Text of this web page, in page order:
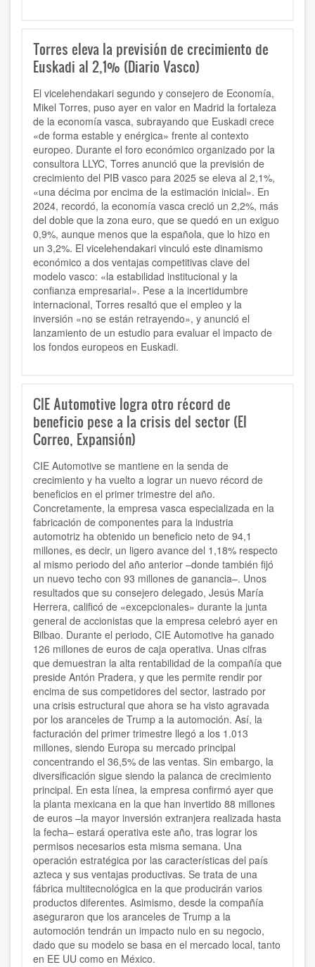
Torres eleva la previsión de crecimiento de
Euskadi al 2,1% (Diario Vasco)
El vicelehendakari segundo y consejero de Economía,
Mikel Torres, puso ayer en valor en Madrid la fortaleza
de la economía vasca, subrayando que Euskadi crece
«de forma estable y enérgica» frente al contexto
europeo. Durante el foro económico organizado por la
consultora LLYC, Torres anunció que la previsión de
crecimiento del PIB vasco para 2025 se eleva al 2,1%,
«una décima por encima de la estimación inicial». En
2024, recordó, la economía vasca creció un 2,2%, más
del doble que la zona euro, que se quedó en un exiguo
0,9%, aunque menos que la española, que lo hizo en
un 3,2%. El vicelehendakari vinculó este dinamismo
económico a dos ventajas competitivas clave del
modelo vasco: «la estabilidad institucional y la
confianza empresarial». Pese a la incertidumbre
internacional, Torres resaltó que el empleo y la
inversión «no se están retrayendo», y anunció el
lanzamiento de un estudio para evaluar el impacto de
los fondos europeos en Euskadi.
CIE Automotive logra otro récord de
beneficio pese a la crisis del sector (El
Correo, Expansión)
CIE Automotive se mantiene en la senda de
crecimiento y ha vuelto a lograr un nuevo récord de
beneficios en el primer trimestre del año.
Concretamente, la empresa vasca especializada en la
fabricación de componentes para la industria
automotriz ha obtenido un beneficio neto de 94,1
millones, es decir, un ligero avance del 1,18% respecto
al mismo periodo del año anterior –donde también fijó
un nuevo techo con 93 millones de ganancia–. Unos
resultados que su consejero delegado, Jesús María
Herrera, calificó de «excepcionales» durante la junta
general de accionistas que la empresa celebró ayer en
Bilbao. Durante el periodo, CIE Automotive ha ganado
126 millones de euros de caja operativa. Unas cifras
que demuestran la alta rentabilidad de la compañía que
preside Antón Pradera, y que les permite rendir por
encima de sus competidores del sector, lastrado por
una crisis estructural que ahora se ha visto agravada
por los aranceles de Trump a la automoción. Así, la
facturación del primer trimestre llegó a los 1.013
millones, siendo Europa su mercado principal
concentrando el 36,5% de las ventas. Sin embargo, la
diversificación sigue siendo la palanca de crecimiento
principal. En esta línea, la empresa confirmó ayer que
la planta mexicana en la que han invertido 88 millones
de euros –la mayor inversión extranjera realizada hasta
la fecha– estará operativa este año, tras lograr los
permisos necesarios esta misma semana. Una
operación estratégica por las características del país
azteca y sus ventajas productivas. Se trata de una
fábrica multitecnológica en la que producirán varios
productos diferentes. Asimismo, desde la compañía
aseguraron que los aranceles de Trump a la
automoción tendrán un impacto nulo en su negocio,
dado que su modelo se basa en el mercado local, tanto
en EE UU como en México.